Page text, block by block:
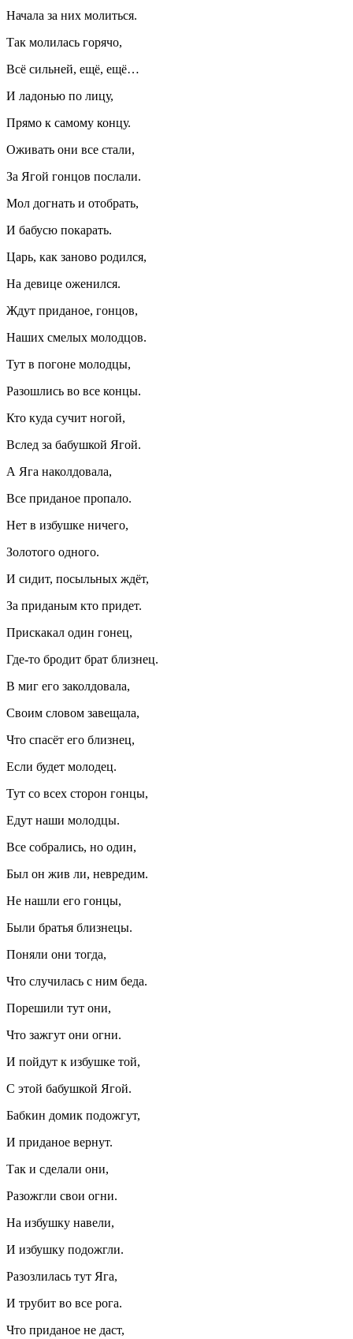
Начала за них молиться.
Так молилась горячо,
Всё сильней, ещё, ещё…
И ладонью по лицу,
Прямо к самому концу.
Оживать они все стали,
За Ягой гонцов послали.
Мол догнать и отобрать,
И бабусю покарать.
Царь, как заново родился,
На девице оженился.
Ждут приданое, гонцов,
Наших смелых молодцов.
Тут в погоне молодцы,
Разошлись во все концы.
Кто куда сучит ногой,
Вслед за бабушкой Ягой.
А Яга наколдовала,
Все приданое пропало.
Нет в избушке ничего,
Золотого одного.
И сидит, посыльных ждёт,
За приданым кто придет.
Прискакал один гонец,
Где-то бродит брат близнец.
В миг его заколдовала,
Своим словом завещала,
Что спасёт его близнец,
Если будет молодец.
Тут со всех сторон гонцы,
Едут наши молодцы.
Все собрались, но один,
Был он жив ли, невредим.
Не нашли его гонцы,
Были братья близнецы.
Поняли они тогда,
Что случилась с ним беда.
Порешили тут они,
Что зажгут они огни.
И пойдут к избушке той,
С этой бабушкой Ягой.
Бабкин домик подожгут,
И приданое вернут.
Так и сделали они,
Разожгли свои огни.
На избушку навели,
И избушку подожгли.
Разозлилась тут Яга,
И трубит во все рога.
Что приданое не даст,